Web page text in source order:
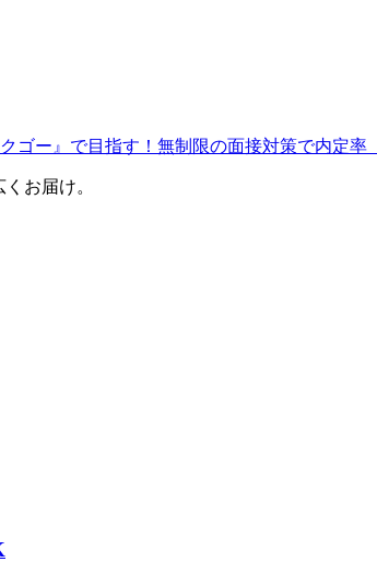
ゴー』で目指す！無制限の面接対策で内定率
お届け。